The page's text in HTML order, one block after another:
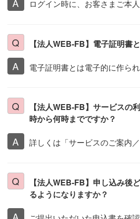
ログイン時に、お客さまご本
【法人WEB-FB】電子証明書
電子証明書とは電子的に作ら
【法人WEB-FB】サービスの
時から何時までですか？
詳しくは「サービスのご案内
【法人WEB-FB】申し込み後
るようになりますか？